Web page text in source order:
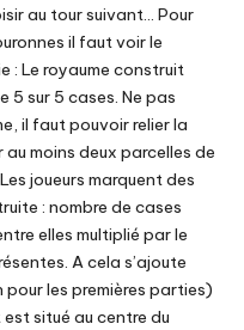
au tour suivant… Pour
il faut voir le
: Le royaume construit
5 sur 5 cases. Ne pas
il faut pouvoir relier la
moins deux parcelles de
joueurs marquent des
: nombre de cases
elles multiplié par le
A cela s’ajoute
les premières parties)
situé au centre du